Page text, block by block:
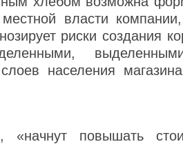
власти
риски создания
населения
повышать